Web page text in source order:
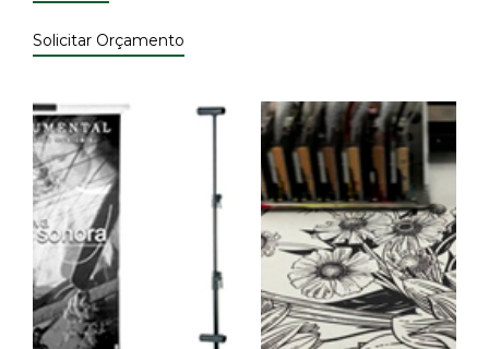
Solicitar Orçamento